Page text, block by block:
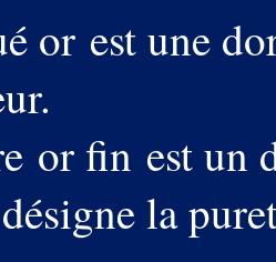
or est une
or fin est un
la